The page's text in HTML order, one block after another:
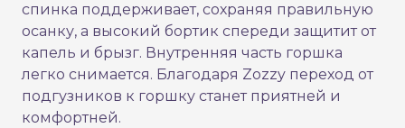
спинка поддерживает, сохраняя правильную
осанку, а высокий бортик спереди защитит от
капель и брызг. Внутренняя часть горшка
легко снимается. Благодаря Zozzy переход от
подгузников к горшку станет приятней и
комфортней.